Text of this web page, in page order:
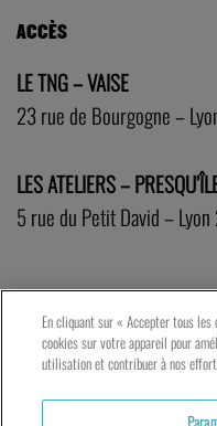
ACCÈS
LE TNG – VAISE
23 rue de Bourgogne –
LES ATELIERS –
5 rue du Petit David – Lyon
En cliquant sur « Accepter tous
cookies sur votre appareil pour
utilisation et contribuer à nos